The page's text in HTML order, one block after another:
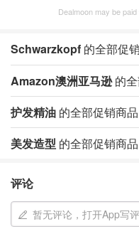
Dealmoon may be
Schwarzkopf 的全部促
Amazon澳洲亚马逊的全
护发精油 的全部促销商品
美发造型 的全部促销商品
评论
暂无评论，打开App写